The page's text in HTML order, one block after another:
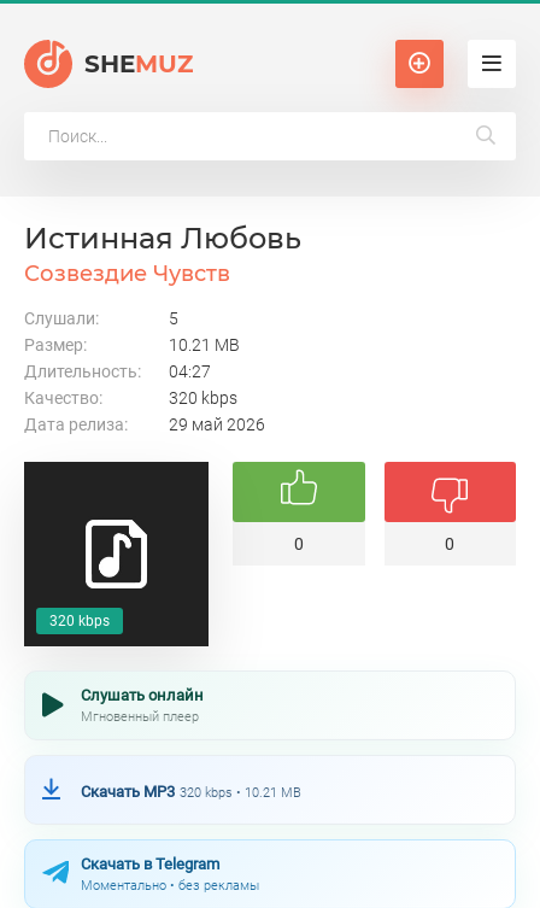
SHEMUZ
320 kbps
Истинная Любовь
Созвездие Чувств
Слушали:
5
Размер:
10.21 MB
Длительность:
04:27
Качество:
320 kbps
Дата релиза:
29 май 2026
0 0
Слушать онлайн
Мгновенный плеер
Скачать MP3 320 kbps • 10.21 MB
Скачать в Telegram
Моментально • без рекламы